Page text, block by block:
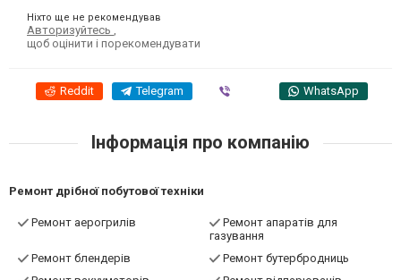
Ніхто ще не рекомендував
Авторизуйтесь
щоб оцінити і порекомендувати
Reddit Telegram WhatsApp
Інформація про компанію
Ремонт дрібної побутової техніки
Ремонт аерогрилів
Ремонт апаратів для
газування
Ремонт блендерів
Ремонт бутербродниць